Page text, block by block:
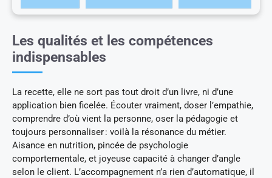
Les qualités et les compétences
indispensables
La recette, elle ne sort pas tout droit d’un livre, ni d’une
application bien ficelée. Écouter vraiment, doser l’empathie,
comprendre d’où vient la personne, oser la pédagogie et
toujours personnaliser : voilà la résonance du métier.
Aisance en nutrition, pincée de psychologie
comportementale, et joyeuse capacité à changer d’angle
selon le client. L’accompagnement n’a rien d’automatique, il